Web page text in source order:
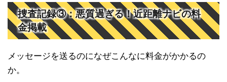
捜査記録③：悪質過ぎる！近距離ナビの料
金掲載
メッセージを送るのになぜこんなに料金がかかるの
か。